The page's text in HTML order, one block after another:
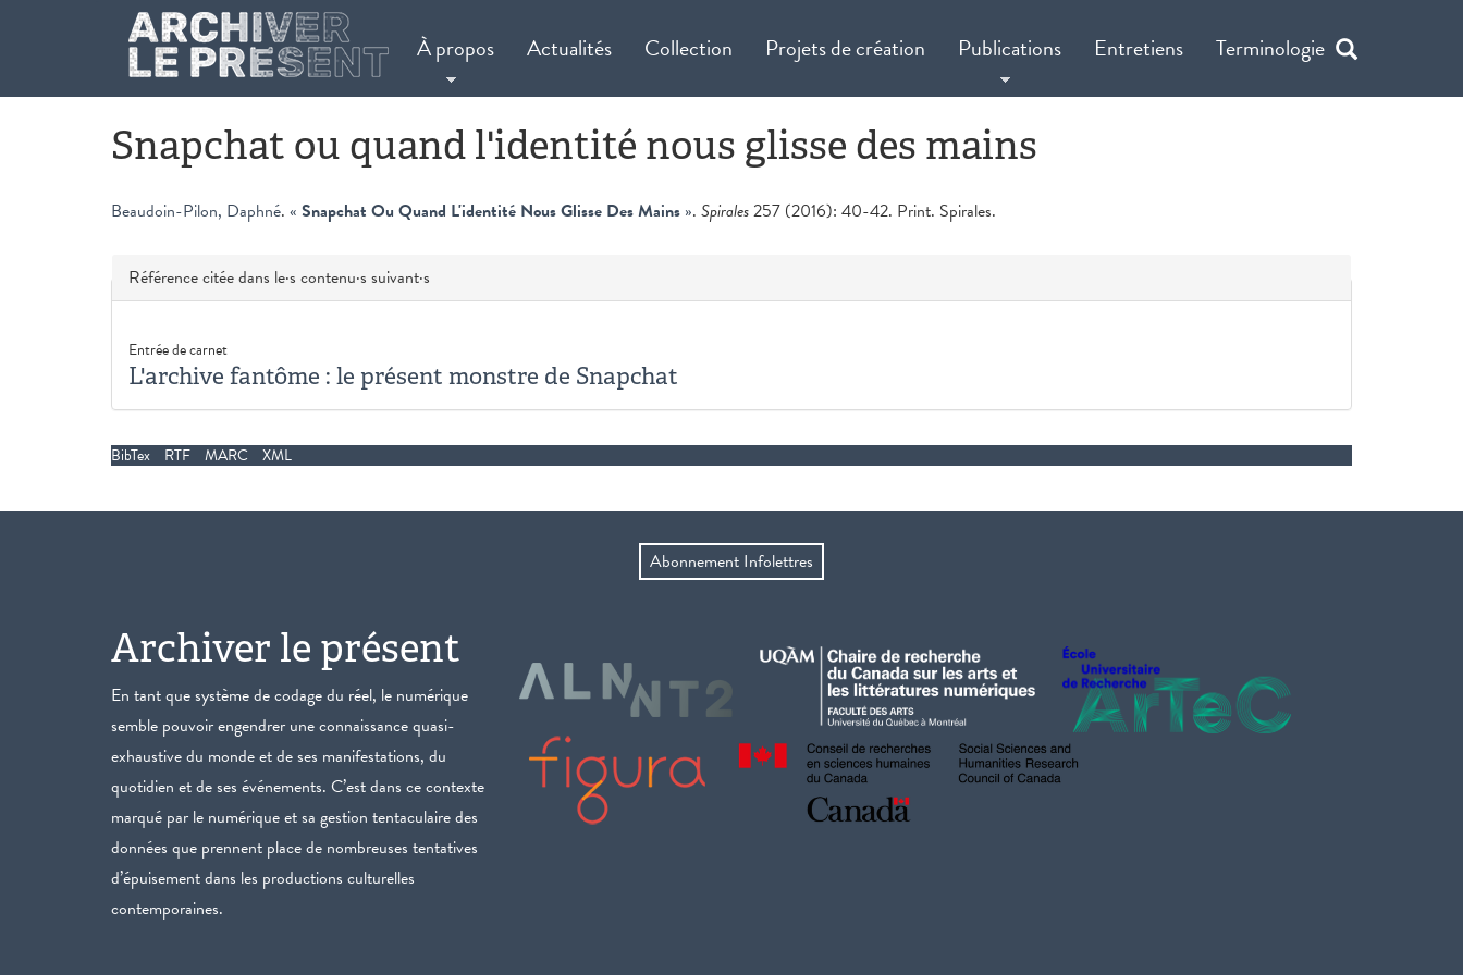
Aller au contenu principal
À propos Actualités Collection Projets de création Publications Entretiens Terminologie
Snapchat ou quand l'identité nous glisse des mains
Beaudoin-Pilon, Daphné. « Snapchat Ou Quand L'identité Nous Glisse Des Mains ». Spirales257 (2016): 40-42. Print. Spirales.
Masquer
Référence citée dans le·s contenu·s suivant·s
Entrée de carnet
L'archive fantôme : le présent monstre de Snapchat
BibTex RTF MARC XML
Abonnement Infolettres
Archiver le présent
En tant que système de codage du réel, le numérique
semble pouvoir engendrer une connaissance quasi-
exhaustive du monde et de ses manifestations, du
quotidien et de ses événements. C’est dans ce contexte
marqué par le numérique et sa gestion tentaculaire des
données que prennent place de nombreuses tentatives
d’épuisement dans les productions culturelles
contemporaines.